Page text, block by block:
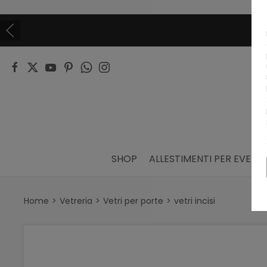
SHOP ALLESTIMENTI PER EVENTI
Home Vetreria Vetri per porte vetri incisi